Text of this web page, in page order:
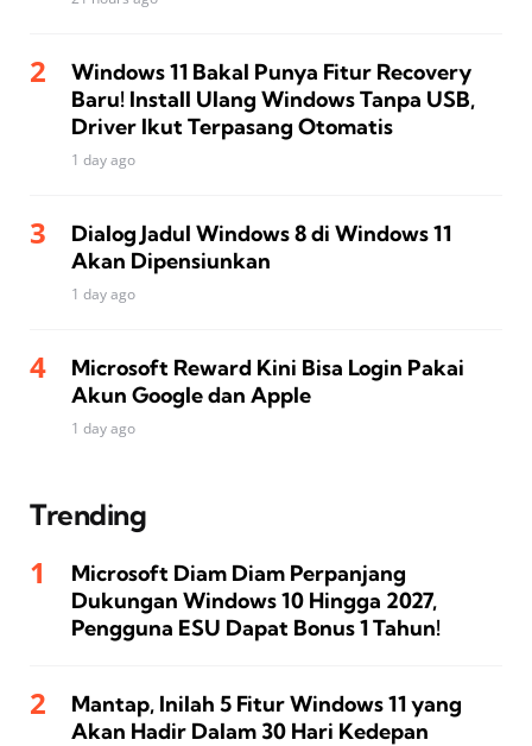
Windows 11 Bakal Punya Fitur Recovery
Baru! Install Ulang Windows Tanpa USB,
Driver Ikut Terpasang Otomatis
1 day ago
Dialog Jadul Windows 8 di Windows 11
Akan Dipensiunkan
1 day ago
Microsoft Reward Kini Bisa Login Pakai
Akun Google dan Apple
1 day ago
Trending
Microsoft Diam Diam Perpanjang
Dukungan Windows 10 Hingga 2027,
Pengguna ESU Dapat Bonus 1 Tahun!
Mantap, Inilah 5 Fitur Windows 11 yang
Akan Hadir Dalam 30 Hari Kedepan